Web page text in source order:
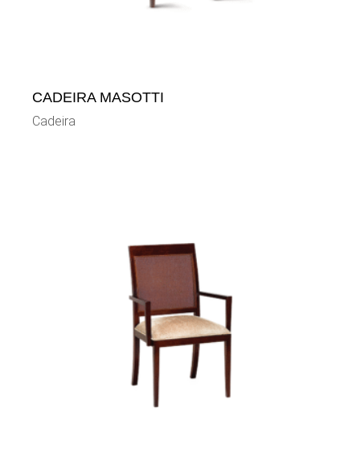
CADEIRA MASOTTI
Cadeira